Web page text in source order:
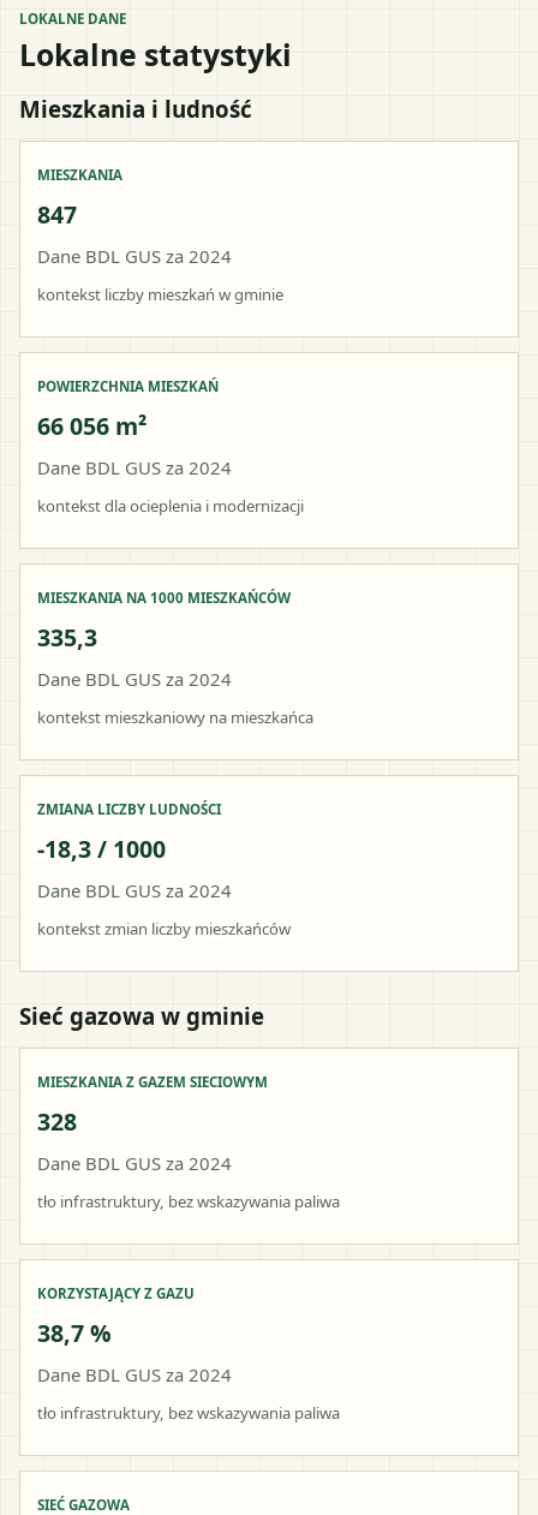
LOKALNE DANE
Lokalne statystyki
Mieszkania i ludność
MIESZKANIA
847
Dane BDL GUS za 2024
kontekst liczby mieszkań w gminie
POWIERZCHNIA MIESZKAŃ
66 056 m²
Dane BDL GUS za 2024
kontekst dla ocieplenia i modernizacji
MIESZKANIA NA 1000 MIESZKAŃCÓW
335,3
Dane BDL GUS za 2024
kontekst mieszkaniowy na mieszkańca
ZMIANA LICZBY LUDNOŚCI
-18,3 / 1000
Dane BDL GUS za 2024
kontekst zmian liczby mieszkańców
Sieć gazowa w gminie
MIESZKANIA Z GAZEM SIECIOWYM
328
Dane BDL GUS za 2024
tło infrastruktury, bez wskazywania paliwa
KORZYSTAJĄCY Z GAZU
38,7 %
Dane BDL GUS za 2024
tło infrastruktury, bez wskazywania paliwa
SIEĆ GAZOWA